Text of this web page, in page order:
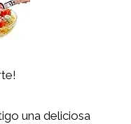
una deliciosa